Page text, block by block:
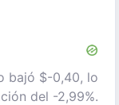
bajó $-0,40, lo
del -2,99%.